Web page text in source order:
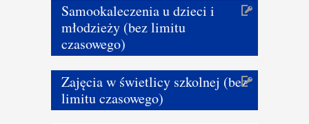
Samookaleczenia u dzieci i
młodzieży (bez limitu
czasowego)
Zajęcia w świetlicy szkolnej (bez
limitu czasowego)